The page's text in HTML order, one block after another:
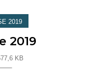
2019
2019
KB